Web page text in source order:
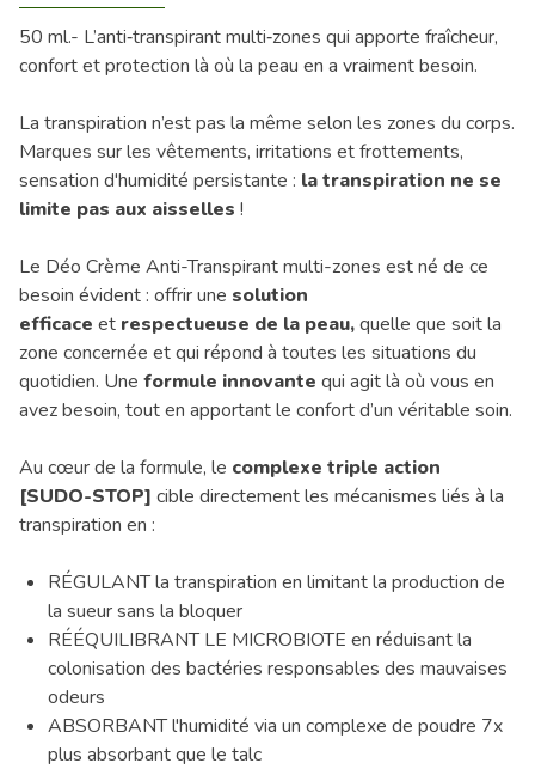
50 ml.- L’anti‑transpirant multi‑zones qui apporte fraîcheur,
confort et protection là où la peau en a vraiment besoin.
La transpiration n’est pas la même selon les zones du corps.
Marques sur les vêtements, irritations et frottements,
sensation d'humidité persistante : la transpiration ne se
limite pas aux aisselles !
Le Déo Crème Anti-Transpirant multi-zones est né de ce
besoin évident : offrir une solution
efficace et respectueuse de la peau,quelle que soit la
zone concernée et qui répond à toutes les situations du
quotidien. Une formule innovante qui agit là où vous en
avez besoin, tout en apportant le confort d’un véritable soin.
Au cœur de la formule, le complexe triple action
[SUDO-STOP] cible directement les mécanismes liés à la
transpiration en :
RÉGULANT la transpiration en limitant la production de
la sueur sans la bloquer
RÉÉQUILIBRANT LE MICROBIOTE en réduisant la
colonisation des bactéries responsables des mauvaises
odeurs
ABSORBANT l'humidité via un complexe de poudre 7x
plus absorbant que le talc